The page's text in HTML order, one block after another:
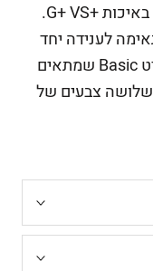
עגולים במשקל כולל של 0.20 קראט באיכות +G+ VS.
לענידה יחד
עם טבעת נוספת או לבד. מדובר בפריט Basic שמתאים
צבעים של